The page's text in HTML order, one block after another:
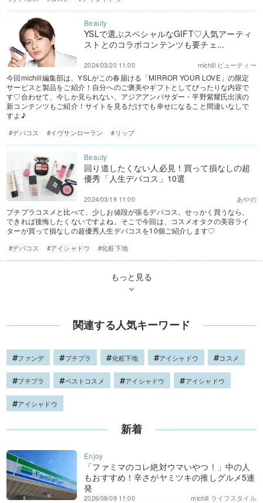
YSLで選ぶスペシャルなGIFT​♡人気アーティ
ストとのコラボコンテンツも要チェ...
michill ビューティー
2024/03/20 11:00
今回michill編集部は、YSLがこの春届ける「MIRROR YOUR LOVE」の限定
サービスと製品をご紹介！自分へのご褒美やギフトとしてぴったりな内容で
す♡合わせて、今しか見られない、アジアアンバサダー・平野紫耀氏出演の
新コンテンツもご紹介！サイトを見るだけでも幸せになること間違いなしで
すよ♪
#デパコス #イヴサンローラン #リップ
回り道したくない人必見！買って損なしの超
優秀「人生デパコス」10選
あやの
2024/03/19 11:00
プチプラコスメと比べて、少しお値段が張るデパコス。せっかく買うなら、
できれば後悔したくないですよね。そこで今回は、コスメオタクの美容ライ
ターが買って損なしの超優秀人生デパコスを10個ご紹介します♡
#デパコス #アイシャドウ #化粧下地
もっと見る
関連する人気キーワード
ファンデ プチプラ 化粧下地 アイシャドウ コスメ
プチプラ ベストコスメ アイシャドウ アイシャドウ
アイシャドウ
新着
「ファミマのコレ絶対ウマいやつ！」中の人
もおすすめ！辛さがヤミツキの推しグルメ5連
発
michill ライフスタイル
2026/08/09 11:00